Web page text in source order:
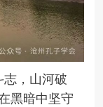
，山河破
黑暗中坚守